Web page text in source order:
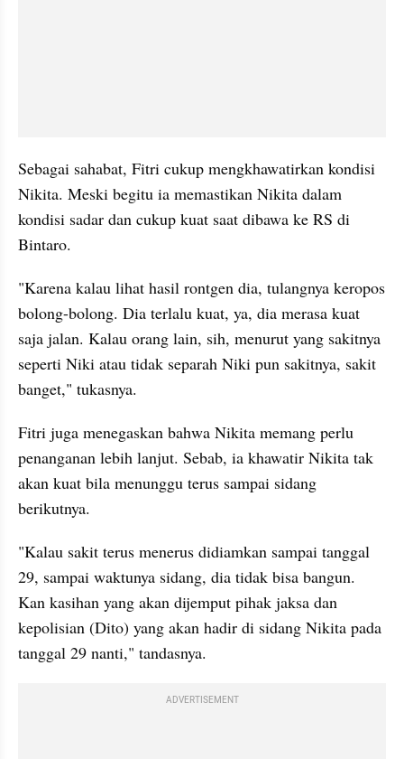
Sebagai sahabat, Fitri cukup mengkhawatirkan kondisi
Nikita. Meski begitu ia memastikan Nikita dalam
kondisi sadar dan cukup kuat saat dibawa ke RS di
Bintaro.
"Karena kalau lihat hasil rontgen dia, tulangnya keropos
bolong-bolong. Dia terlalu kuat, ya, dia merasa kuat
saja jalan. Kalau orang lain, sih, menurut yang sakitnya
seperti Niki atau tidak separah Niki pun sakitnya, sakit
banget," tukasnya.
Fitri juga menegaskan bahwa Nikita memang perlu
penanganan lebih lanjut. Sebab, ia khawatir Nikita tak
akan kuat bila menunggu terus sampai sidang
berikutnya.
"Kalau sakit terus menerus didiamkan sampai tanggal
29, sampai waktunya sidang, dia tidak bisa bangun.
Kan kasihan yang akan dijemput pihak jaksa dan
kepolisian (Dito) yang akan hadir di sidang Nikita pada
tanggal 29 nanti," tandasnya.
ADVERTISEMENT